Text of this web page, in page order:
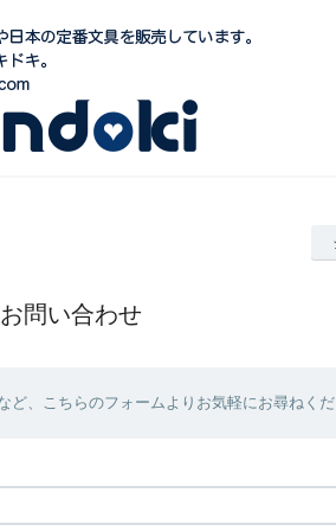
お問い合わせ
、こちらのフォームよりお気軽にお尋ねくだ